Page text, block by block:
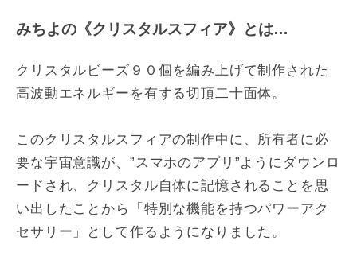
みちよの《クリスタルスフィア》とは…
クリスタルビーズ９０個を編み上げて制作された
高波動エネルギーを有する切頂二十面体。
このクリスタルスフィアの制作中に、所有者に必
要な宇宙意識が、”スマホのアプリ”ようにダウンロ
ードされ、クリスタル自体に記憶されることを思
い出したことから「特別な機能を持つパワーアク
セサリー」として作るようになりました。